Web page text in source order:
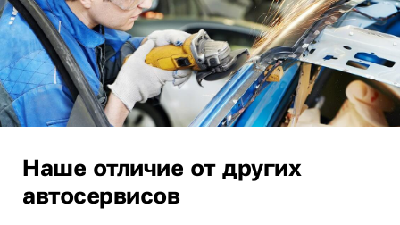
Наше отличие от других
автосервисов